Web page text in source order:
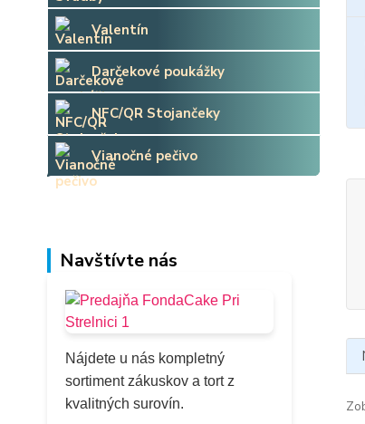
Valentín
Darčekové poukážky
NFC/QR Stojančeky
Vianočné pečivo
Navštívte nás
Nájdete u nás kompletný
sortiment zákuskov a tort z
kvalitných surovín.